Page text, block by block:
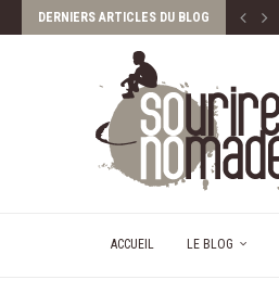
DERNIERS ARTICLES DU BLOG
ACCUEIL LE BLOG